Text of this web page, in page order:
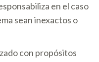
en el caso
sean inexactos o
con propósitos